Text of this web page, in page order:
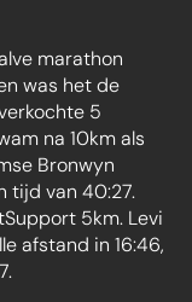
marathon
was het de
5
na 10km als
Bronwyn
tijd van 40:27.
5km. Levi
afstand in 16:46,